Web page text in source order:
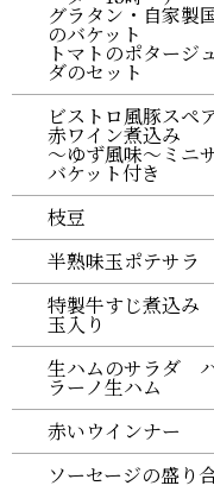
グラタン・自家製
のバケット
トマトのポタージ
ダのセット
ビストロ風豚スペ
赤ワイン煮込み
～ゆず風味～ミニ
バケット付き
枝豆
半熟味玉ポテサラ
特製牛すじ煮込
玉入り
生ハムのサラダ
ラーノ生ハム
赤いウインナー
ソーセージの盛り